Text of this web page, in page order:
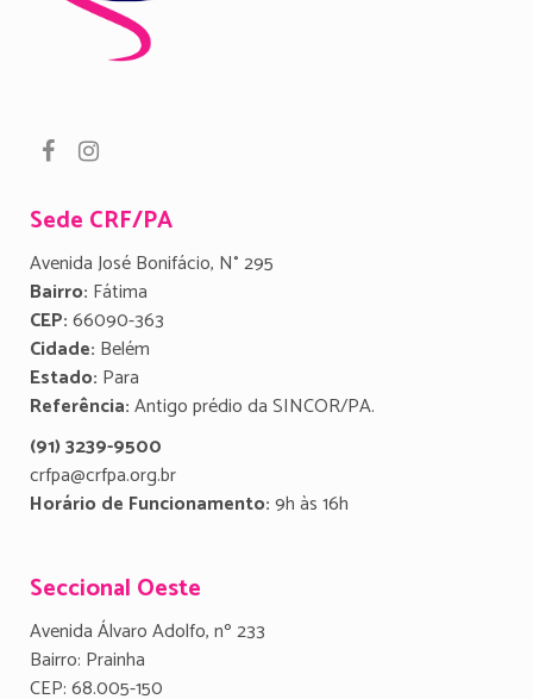
Sede CRF/PA
Avenida José Bonifácio, N° 295
Bairro: Fátima
CEP:66090-363
Cidade: Belém
Estado: Para
Referência:Antigo prédio da SINCOR/PA.
(91) 3239-9500
crfpa@crfpa.org.br
Horário de Funcionamento:9h às 16h
Seccional Oeste
Avenida Álvaro Adolfo, nº 233
Bairro: Prainha
CEP: 68.005-150